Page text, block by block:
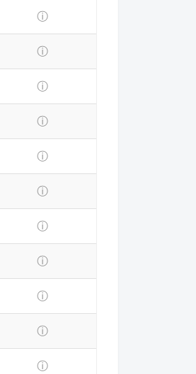
ⓘ
ⓘ
ⓘ
ⓘ
ⓘ
ⓘ
ⓘ
ⓘ
ⓘ
ⓘ
ⓘ